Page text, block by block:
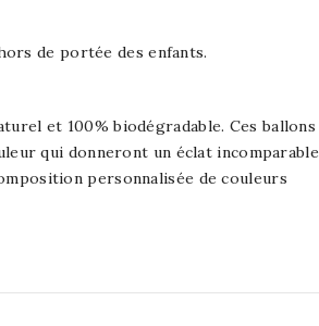
de portée des enfants.
et 100% biodégradable. Ces ballons
qui donneront un éclat incomparable
personnalisée de couleurs